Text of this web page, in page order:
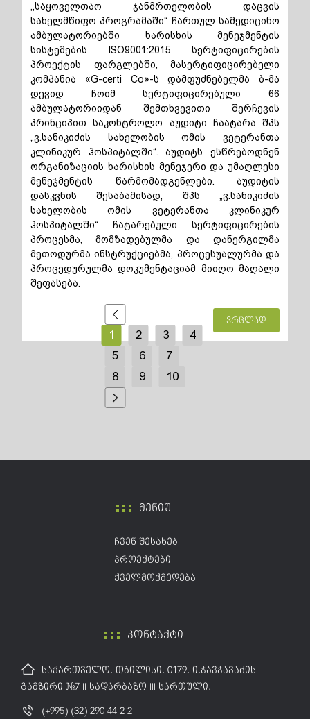
,,საყოველთაო ჯანმრთელობის დაცვის
სახელმწიფო პროგრამაში“ ჩართულ სამედიცინო
ამბულატორიებში ხარისხის მენეჯმენტის
სისტემების ISO9001:2015 სერტიფიცირების
პროექტის ფარგლებში, მასერტიფიცირებელი
კომპანია «G-certi Co»-ს დამფუძნებელმა ბ-მა
დევიდ ჩოიმ სერტიფიცირებული 66
ამბულატორიიდან შემთხვევითი შერჩევის
პრინციპით საკონტროლო აუდიტი ჩაატარა შპს
„ვ.სანიკიძის სახელობის ომის ვეტერანთა
კლინიკურ ჰოსპიტალში“. აუდიტს ესწრებოდნენ
ორგანიზაციის ხარისხის მენეჯერი და უმაღლესი
მენეჯმენტის წარმომადგენლები. აუდიტის
დასკვნის შესაბამისად, შპს „ვ.სანიკიძის
სახელობის ომის ვეტერანთა კლინიკურ
ჰოსპიტალში“ ჩატარებული სერტიფიცირების
პროცესმა, მომზადებულმა და დანერგილმა
მეთოდურმა ინსტრუქციებმა, პროცესუალურმა და
პროცედურულმა დოკუმენტაციამ მიიღო მაღალი
შეფასება.
ვრცლად
1 2 3
4
5
6
7
8
9 10
მენიუ
ჩვენ შესახებ
პროექტები
ქველმოქმედება
კონტაქტი
საქართველო. თბილისი. 0179. ი.ჭავჭავაძის
გამზირი №7 II სადარბაზო III სართული.
(+995) (32) 290 44 2 2